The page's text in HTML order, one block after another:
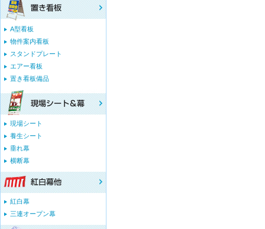
A型看板
物件案内看板
スタンドプレート
エアー看板
置き看板備品
現場シート
養生シート
垂れ幕
横断幕
紅白幕
三連オープン幕